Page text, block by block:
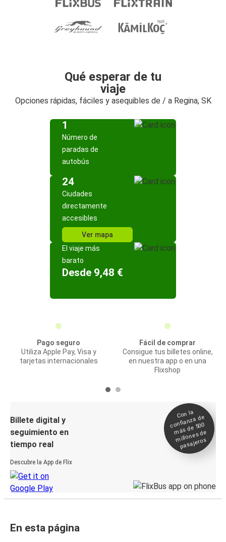
Qué esperar de tu
viaje
Opciones rápidas, fáciles y asequibles de / a Regina, SK
1
Número de
paradas de
autobús
24
Ciudades
directamente
accesibles
Ver mapa
El viaje más
barato
Desde 9,48 €
Pago seguro
Utiliza Apple Pay, Visa y
tarjetas internacionales
Fácil de comprar
Consigue tus billetes online,
en nuestra app o en una
Flixshop
Billete digital y
seguimiento en
tiempo real
Descubre la App de Flix
Con la
confianza de
más de 500
millones de
pasajeros
En esta página